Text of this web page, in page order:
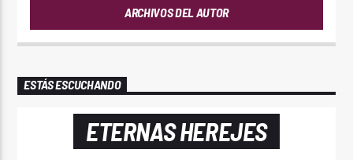
ARCHIVOS DEL AUTOR
ESTÁS ESCUCHANDO
ETERNAS HEREJES